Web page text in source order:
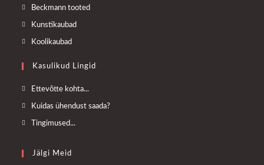
Beckmann tooted
tab
Kunstikaubad
new
Koolikaubad
a
new
Kasulikud Lingid
Ettevõtte kohta...Opens
in
Kuidas ühendust saada?Opens
Tingimused...Opens
Jälgi Meid